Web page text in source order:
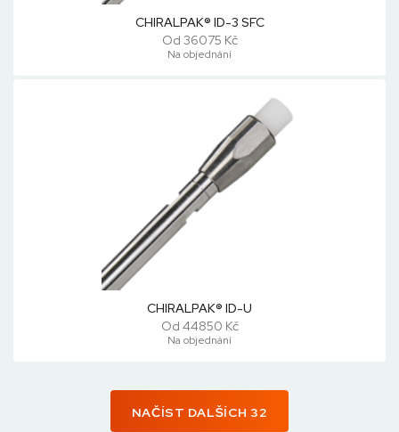
CHIRALPAK® ID-3 SFC
Od 36075 Kč
Na objednání
CHIRALPAK® ID-U
Od 44850 Kč
Na objednání
NAČÍST DALŠÍCH 32